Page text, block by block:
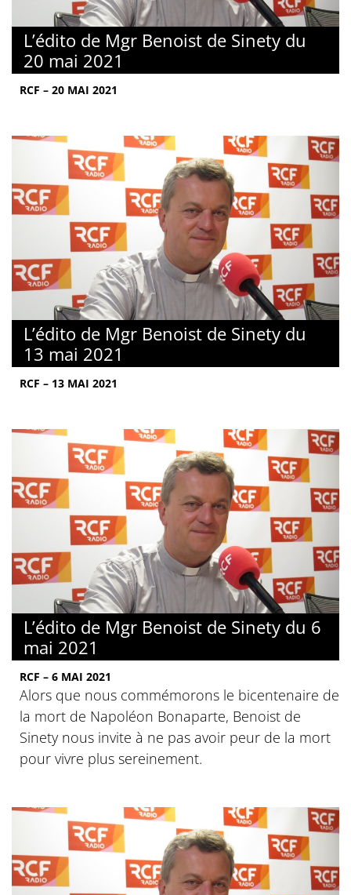
L’édito de Mgr Benoist de Sinety du
20 mai 2021
RCF – 20 MAI 2021
L’édito de Mgr Benoist de Sinety du
13 mai 2021
RCF – 13 MAI 2021
L’édito de Mgr Benoist de Sinety du 6
mai 2021
RCF – 6 MAI 2021
Alors que nous commémorons le bicentenaire de
la mort de Napoléon Bonaparte, Benoist de
Sinety nous invite à ne pas avoir peur de la mort
pour vivre plus sereinement.